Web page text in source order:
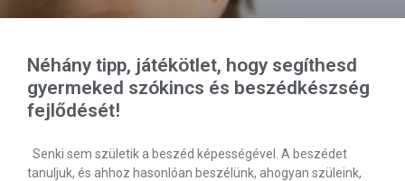
Néhány tipp, játékötlet, hogy segíthesd
gyermeked szókincs és beszédkészség
fejlődését!
Senki sem születik a beszéd képességével. A beszédet
tanuljuk, és ahhoz hasonlóan beszélünk, ahogyan szüleink,